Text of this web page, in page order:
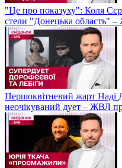
"Це про показуху": Коля
стели "Донецька область"
Першоквітневий жарт Наді
неочікуваний дует – ЖВЛ